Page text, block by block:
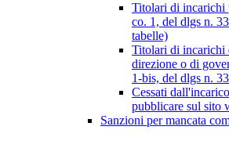
Titolari di incarichi
co. 1, del dlgs n.
tabelle)
Titolari di incarichi
direzione o di
1-bis, del dlgs n.
Cessati
pubblicare sul sito
Sanzioni per mancata